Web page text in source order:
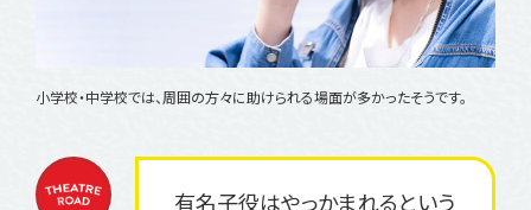
小学校・中学校では、周囲の方々に助けられる場面が多かったそうです。
有名子役はやっかまれるという